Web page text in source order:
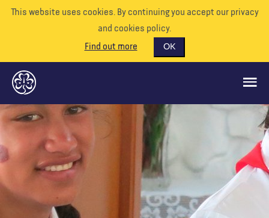
This website uses cookies. By continuing you accept our privacy
and cookies policy.
Find out more
OK
QUÉ HACEMOS
APÓYENOS
EVENTOS